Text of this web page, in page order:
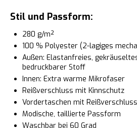
Stil und Passform:
280 g/m²
100 % Polyester (2-lagiges
Außen: Elastanfreies,
bedruckbarer Stoff
Innen: Extra warme Mikrofaser
Reißverschluss mit Kinnschutz
Vordertaschen mit Reißverschluss
Modische, taillierte Passform
Waschbar bei 60 Grad